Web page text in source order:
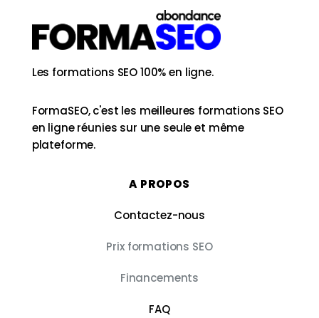
Les formations SEO 100% en ligne.
FormaSEO, c'est les meilleures formations SEO
en ligne réunies sur une seule et même
plateforme.
A PROPOS
Contactez-nous
Prix formations SEO
Financements
FAQ